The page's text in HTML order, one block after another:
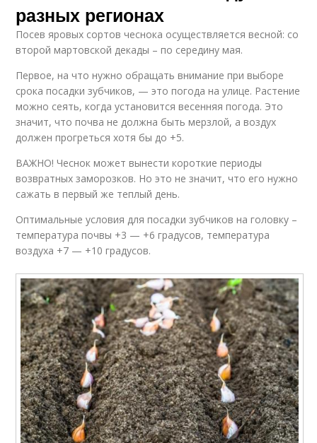
разных регионах
Посев яровых сортов чеснока осуществляется весной: со
второй мартовской декады – по середину мая.
Первое, на что нужно обращать внимание при выборе
срока посадки зубчиков, — это погода на улице. Растение
можно сеять, когда установится весенняя погода. Это
значит, что почва не должна быть мерзлой, а воздух
должен прогреться хотя бы до +5.
ВАЖНО! Чеснок может вынести короткие периоды
возвратных заморозков. Но это не значит, что его нужно
сажать в первый же теплый день.
Оптимальные условия для посадки зубчиков на головку –
температура почвы +3 — +6 градусов, температура
воздуха +7 — +10 градусов.